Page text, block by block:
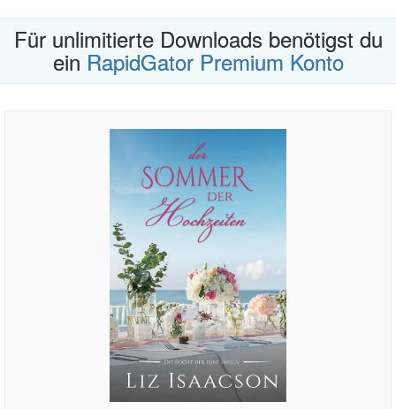
Für unlimitierte Downloads benötigst du
ein RapidGator Premium Konto